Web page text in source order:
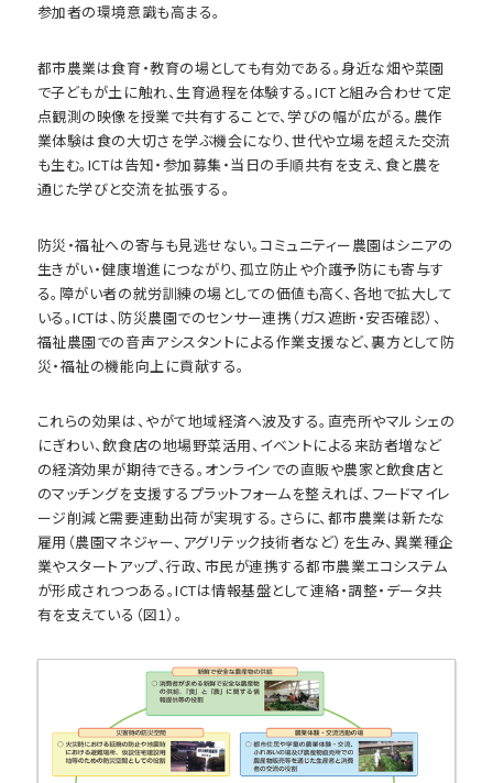
参加者の環境意識も高まる。
都市農業は食育・教育の場としても有効である。身近な畑や菜園
で子どもが土に触れ、生育過程を体験する。ICTと組み合わせて定
点観測の映像を授業で共有することで、学びの幅が広がる。農作
業体験は食の大切さを学ぶ機会になり、世代や立場を超えた交流
も生む。ICTは告知・参加募集・当日の手順共有を支え、食と農を
通じた学びと交流を拡張する。
防災・福祉への寄与も見逃せない。コミュニティー農園はシニアの
生きがい・健康増進につながり、孤立防止や介護予防にも寄与す
る。障がい者の就労訓練の場としての価値も高く、各地で拡大して
いる。ICTは、防災農園でのセンサー連携（ガス遮断・安否確認）、
福祉農園での音声アシスタントによる作業支援など、裏方として防
災・福祉の機能向上に貢献する。
これらの効果は、やがて地域経済へ波及する。直売所やマルシェの
にぎわい、飲食店の地場野菜活用、イベントによる来訪者増など
の経済効果が期待できる。オンラインでの直販や農家と飲食店と
のマッチングを支援するプラットフォームを整えれば、フードマイレ
ージ削減と需要連動出荷が実現する。さらに、都市農業は新たな
雇用（農園マネジャー、アグリテック技術者など）を生み、異業種企
業やスタートアップ、行政、市民が連携する都市農業エコシステム
が形成されつつある。ICTは情報基盤として連絡・調整・データ共
有を支えている（図1）。